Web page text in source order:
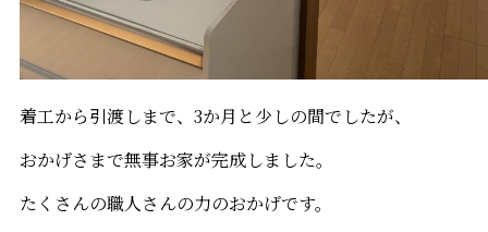
着工から引渡しまで、3か月と少しの間でしたが、
おかげさまで無事お家が完成しました。
たくさんの職人さんの力のおかげです。